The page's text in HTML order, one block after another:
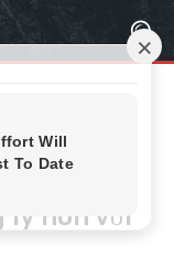
khai có
ly hôn với